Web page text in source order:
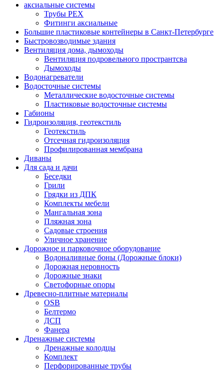
аксиальные системы
Трубы PEX
Фитинги аксиальные
Большие пластиковые контейнеры в Санкт-Петербурге
Быстровозводимые здания
Вентиляция дома, дымоходы
Вентиляция подровельного пространтсва
Дымоходы
Водонагреватели
Водосточные системы
Металлические водосточные системы
Пластиковые водосточные системы
Габионы
Гидроизоляция, геотекстиль
Геотекстиль
Отсечная гидроизоляция
Профилированная мембрана
Диваны
Для сада и дачи
Беседки
Грили
Грядки из ДПК
Комплекты мебели
Мангальная зона
Пляжная зона
Садовые строения
Уличное хранение
Дорожное и парковочное оборудование
Водоналивные боны (Дорожные блоки)
Дорожная неровность
Дорожные знаки
Светофорные опоры
Древесно-плитные материалы
OSB
Белтермо
ДСП
Фанера
Дренажные системы
Дренажные колодцы
Комплект
Перфорированные трубы